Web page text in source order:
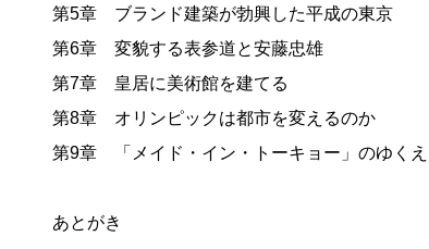
第5章 ブランド建築が勃興した平成の東京
第6章 変貌する表参道と安藤忠雄
第7章 皇居に美術館を建てる
第8章 オリンピックは都市を変えるのか
第9章 「メイド・イン・トーキョー」のゆくえ
あとがき